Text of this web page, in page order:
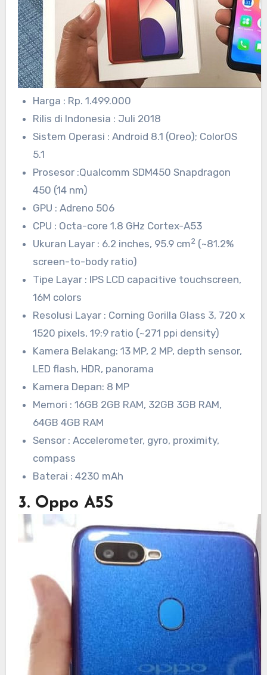
Harga : Rp. 1.499.000
Rilis di Indonesia : Juli 2018
Sistem Operasi : Android 8.1 (Oreo); ColorOS
5.1
Prosesor :Qualcomm SDM450 Snapdragon
450 (14 nm)
GPU : Adreno 506
CPU : Octa-core 1.8 GHz Cortex-A53
Ukuran Layar : 6.2 inches, 95.9 cm2 (~81.2%
screen-to-body ratio)
Tipe Layar : IPS LCD capacitive touchscreen,
16M colors
Resolusi Layar : Corning Gorilla Glass 3, 720 x
1520 pixels, 19:9 ratio (~271 ppi density)
Kamera Belakang: 13 MP, 2 MP, depth sensor,
LED flash, HDR, panorama
Kamera Depan: 8 MP
Memori : 16GB 2GB RAM, 32GB 3GB RAM,
64GB 4GB RAM
Sensor : Accelerometer, gyro, proximity,
compass
Baterai : 4230 mAh
3. Oppo A5S